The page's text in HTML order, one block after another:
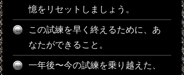
憶をリセットしましょう。
この試練を早く終えるために、あ
なたができること。
一年後〜今の試練を乗り越えた、